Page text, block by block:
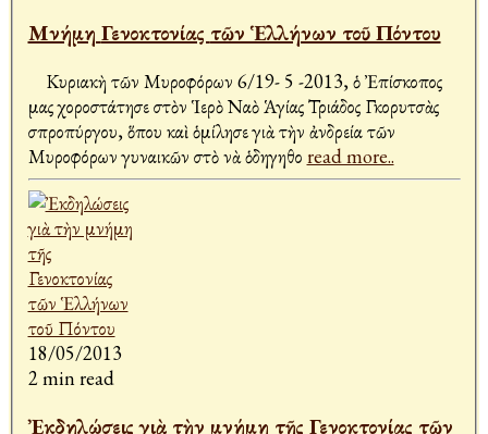
Μνήμη Γενοκτονίας τῶν Ἑλλήνων τοῦ Πόντου
Κυριακὴ τῶν Μυροφόρων 6/19- 5 -2013, ὁ Ἐπίσκοπος
μας χοροστάτησε στὸν Ἱερὸ Ναὸ Ἁγίας Τριάδος Γκορυτσὰς
Ἀσπροπύργου, ὅπου καὶ ὁμίλησε γιὰ τὴν ἀνδρεία τῶν
Μυροφόρων γυναικῶν στὸ νὰ ὁδηγηθο read more..
18/05/2013
2 min read
Ἐκδηλώσεις γιὰ τὴν μνήμη τῆς Γενοκτονίας τῶν